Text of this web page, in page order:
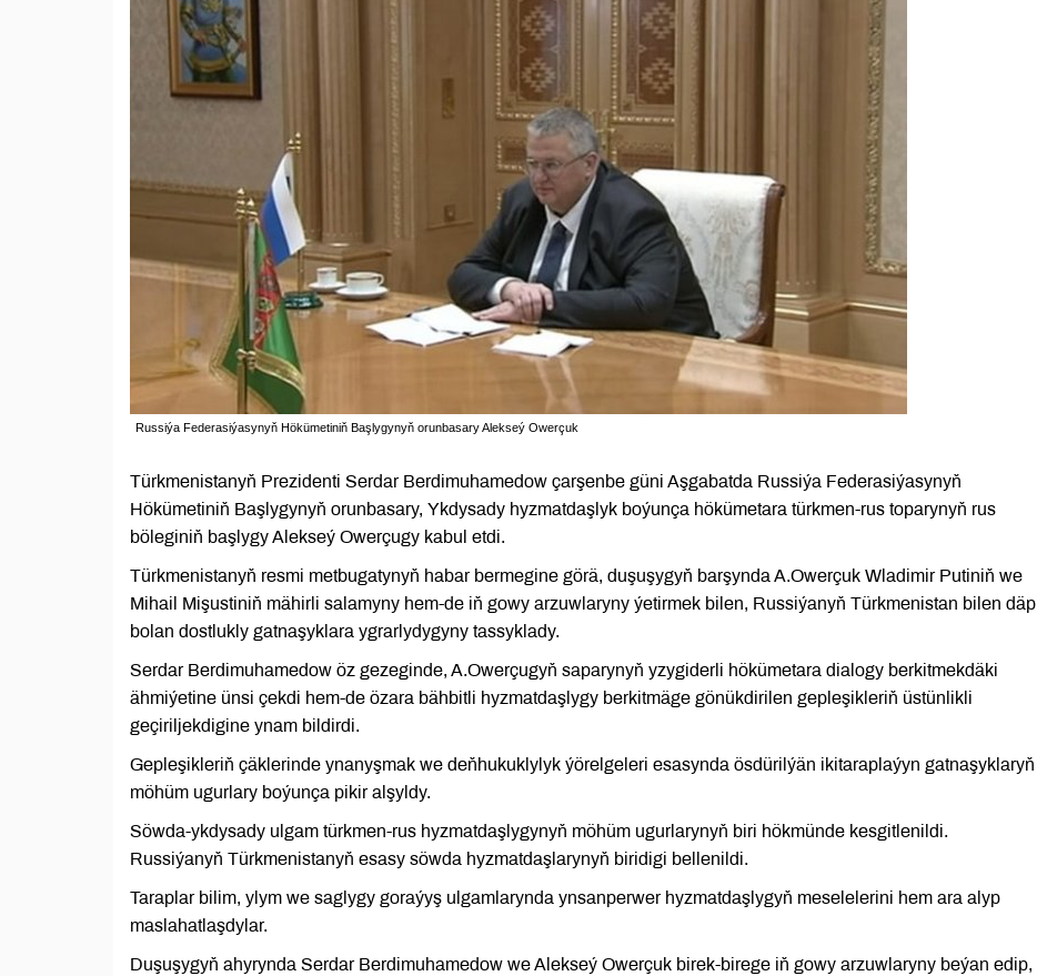
Russiýa Federasiýasynyň Hökümetiniň Başlygynyň orunbasary Alekseý Owerçuk
Türkmenistanyň Prezidenti Serdar Berdimuhamedow çarşenbe güni Aşgabatda Russiýa Federasiýasynyň
Hökümetiniň Başlygynyň orunbasary, Ykdysady hyzmatdaşlyk boýunça hökümetara türkmen-rus toparynyň rus
böleginiň başlygy Alekseý Owerçugy kabul etdi.
Türkmenistanyň resmi metbugatynyň habar bermegine görä, duşuşygyň barşynda A.Owerçuk Wladimir Putiniň we
Mihail Mişustiniň mähirli salamyny hem-de iň gowy arzuwlaryny ýetirmek bilen, Russiýanyň Türkmenistan bilen däp
bolan dostlukly gatnaşyklara ygrarlydygyny tassyklady.
Serdar Berdimuhamedow öz gezeginde, A.Owerçugyň saparynyň yzygiderli hökümetara dialogy berkitmekdäki
ähmiýetine ünsi çekdi hem-de özara bähbitli hyzmatdaşlygy berkitmäge gönükdirilen gepleşikleriň üstünlikli
geçiriljekdigine ynam bildirdi.
Gepleşikleriň çäklerinde ynanyşmak we deňhukuklylyk ýörelgeleri esasynda ösdürilýän ikitaraplaýyn gatnaşyklaryň
möhüm ugurlary boýunça pikir alşyldy.
Söwda-ykdysady ulgam türkmen-rus hyzmatdaşlygynyň möhüm ugurlarynyň biri hökmünde kesgitlenildi.
Russiýanyň Türkmenistanyň esasy söwda hyzmatdaşlarynyň biridigi bellenildi.
Taraplar bilim, ylym we saglygy goraýyş ulgamlarynda ynsanperwer hyzmatdaşlygyň meselelerini hem ara alyp
maslahatlaşdylar.
Duşuşygyň ahyrynda Serdar Berdimuhamedow we Alekseý Owerçuk birek-birege iň gowy arzuwlaryny beýan edip,